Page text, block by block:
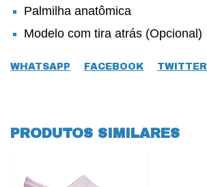
Palmilha anatômica
Modelo com tira atrás (Opcional)
WHATSAPP FACEBOOK TWITTER
PRODUTOS SIMILARES